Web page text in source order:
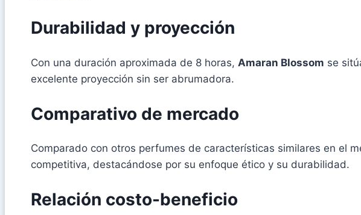
Durabilidad y proyección
Con una duración aproximada de 8 horas, Amaran Blossom se
excelente proyección sin ser abrumadora.
Comparativo de mercado
Comparado con otros perfumes de características similares en el
competitiva, destacándose por su enfoque ético y su durabilidad.
Relación costo-beneficio